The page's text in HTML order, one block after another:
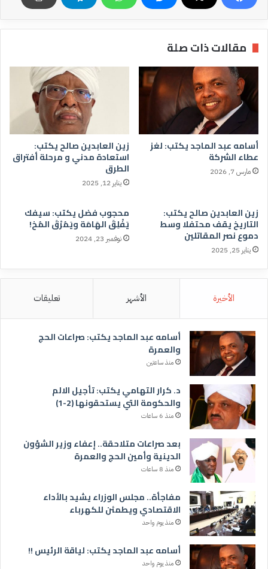
مقالات ذات صلة
أسامه عبد الماجد يكتب: لغز
عطاء الشركة
مارس 7, 2026
زين العابدين صالح يكتب:
استعادة مدني و مرحلة أفتراق
الطرق
يناير 12, 2025
زين العابدين صالح يكتب:
التاريخ يقف محتفلا وسط
دموع نصر المقاتلين
يناير 25, 2025
محجوب فضل يكتب: سيفك
يَفْلِقَ الهَامَة ويَمُرْقَ المُخ!
نوفمبر 23, 2024
الأخيرة الأشهر تعليقات
أسامه عبد الماجد يكتب: صراعات الحج
والعمرة
منذ ساعتين
د. كرار التهامي يكتب: تأجيل الالم
والحكومة التي يستحقونها (2-1)
منذ 6 ساعات
بعد صراعات متلاحقة.. إعفاء وزير الشؤون
الدينية وأمين الحج والعمرة
منذ 8 ساعات
مفاجأة.. مجلس الوزراء يشيد بالأداء
الاقتصادي ويطمئن للكهرباء
منذ يوم واحد
أسامه عبد الماجد يكتب: لياقة الرئيس !!
منذ يوم واحد